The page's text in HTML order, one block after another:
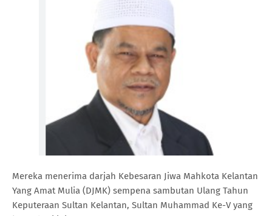
Mereka menerima darjah Kebesaran Jiwa Mahkota Kelantan
Yang Amat Mulia (DJMK) sempena sambutan Ulang Tahun
Keputeraan Sultan Kelantan, Sultan Muhammad Ke-V yang